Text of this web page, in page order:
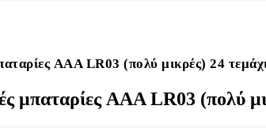
AAA LR03 (πολύ μικρές) 24
μπαταρίες AAA LR03 (πολύ